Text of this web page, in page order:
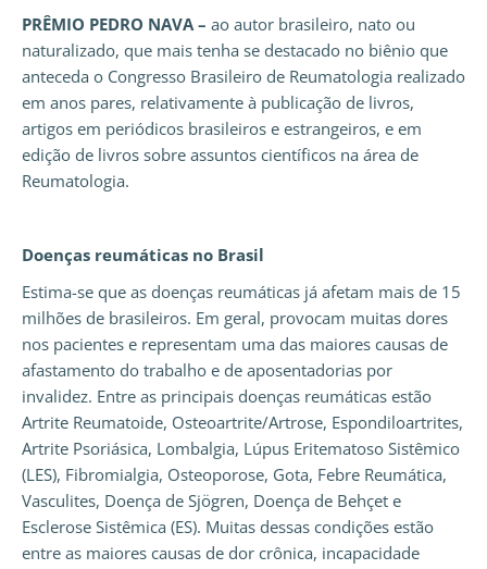
PRÊMIO PEDRO NAVA – ao autor brasileiro, nato ou
naturalizado, que mais tenha se destacado no biênio que
anteceda o Congresso Brasileiro de Reumatologia realizado
em anos pares, relativamente à publicação de livros,
artigos em periódicos brasileiros e estrangeiros, e em
edição de livros sobre assuntos científicos na área de
Reumatologia.
Doenças reumáticas no Brasil
Estima-se que as doenças reumáticas já afetam mais de 15
milhões de brasileiros. Em geral, provocam muitas dores
nos pacientes e representam uma das maiores causas de
afastamento do trabalho e de aposentadorias por
invalidez. Entre as principais doenças reumáticas estão
Artrite Reumatoide, Osteoartrite/Artrose, Espondiloartrites,
Artrite Psoriásica, Lombalgia, Lúpus Eritematoso Sistêmico
(LES), Fibromialgia, Osteoporose, Gota, Febre Reumática,
Vasculites, Doença de Sjögren, Doença de Behçet e
Esclerose Sistêmica (ES). Muitas dessas condições estão
entre as maiores causas de dor crônica, incapacidade